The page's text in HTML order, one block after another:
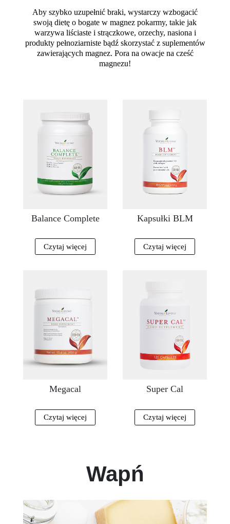
Aby szybko uzupełnić braki, wystarczy wzbogacić
swoją dietę o bogate w magnez pokarmy, takie jak
warzywa liściaste i strączkowe, orzechy, nasiona i
produkty pełnoziarniste bądź skorzystać z suplementów
zawierających magnez. Pora na owacje na cześć
magnezu!
Balance Complete
Czytaj więcej
Kapsułki BLM
Czytaj więcej
Megacal
Czytaj więcej
Super Cal
Czytaj więcej
Wapń